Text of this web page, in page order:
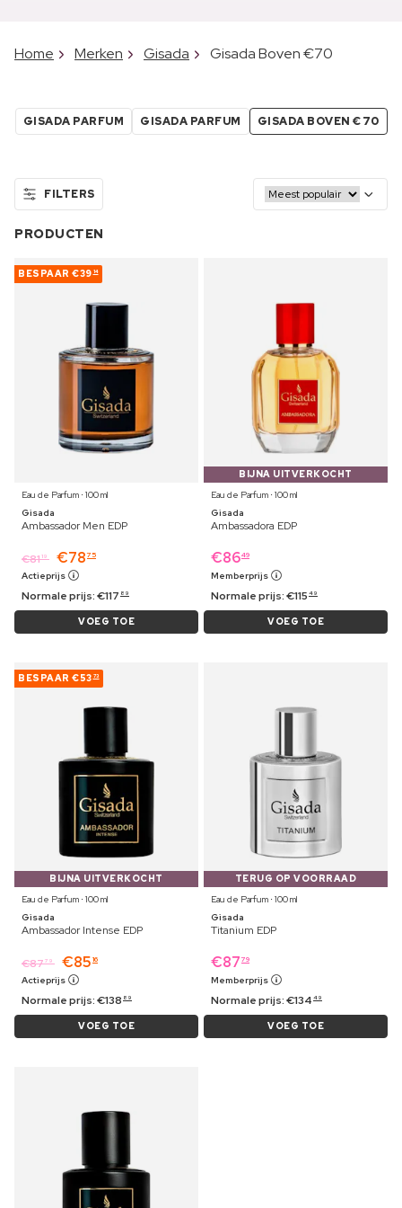
Home Merken Gisada Gisada Boven €70
GISADA PARFUM GISADA PARFUM GISADA BOVEN €70
FILTERS
PRODUCTEN
BESPAAR €39 14
Eau de Parfum ⋅ 100 ml
Gisada
Ambassador Men EDP
€8119 €78 75
Actieprijs
Normale prijs:€117 89
VOEG TOE
BIJNA UITVERKOCHT
Eau de Parfum ⋅ 100 ml
Gisada
Ambassadora EDP
€8649
Memberprijs
Normale prijs:€115 49
VOEG TOE
BESPAAR €53 73
BIJNA UITVERKOCHT
Eau de Parfum ⋅ 100 ml
Gisada
Ambassador Intense EDP
€8779 €85 16
Actieprijs
Normale prijs:€138 89
VOEG TOE
TERUG OP VOORRAAD
Eau de Parfum ⋅ 100 ml
Gisada
Titanium EDP
€87 79
Memberprijs
Normale prijs:€134 49
VOEG TOE